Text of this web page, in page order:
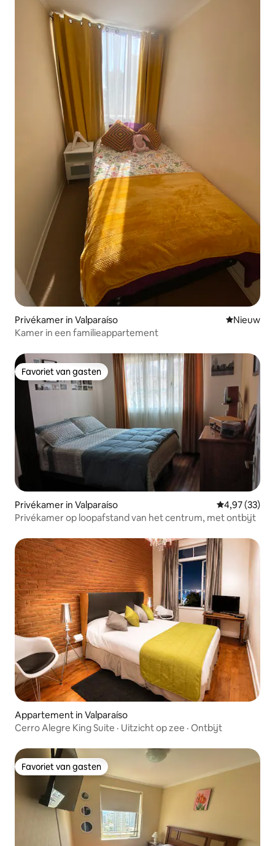
Privékamer in Valparaíso Nieuwe
Nieuw
Kamer in een familieappartement
Favoriet van gasten
Favoriet van gasten
Privékamer in Valparaíso Gemiddelde
4,97 (33)
Privékamer op loopafstand van het centrum, met ontbijt
Appartement in Valparaíso
Cerro Alegre King Suite · Uitzicht op zee · Ontbijt
Favoriet van gasten
Favoriet van gasten